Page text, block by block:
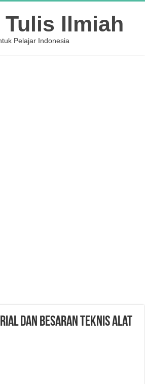
Tulis Ilmiah
Pelajar Indonesia
Dan Besaran Teknis Alat